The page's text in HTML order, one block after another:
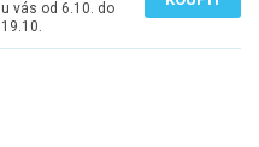
u vás od 6.10. do
19.10.